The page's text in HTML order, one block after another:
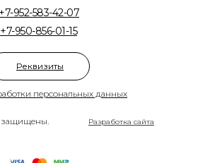
защищены.
персональных данных
+7-950-856-01-15
+7-952-583-42-07
Разработка сайта
Реквизиты